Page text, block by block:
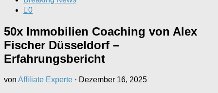
0
50x Immobilien Coaching von Alex
Fischer Düsseldorf –
Erfahrungsbericht
von Affiliate Experte · Dezember 16, 2025